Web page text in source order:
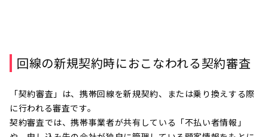
回線の新規契約時におこなわれる契約審査
「契約審査」は、携帯回線を新規契約、または乗り換えする際
に行われる審査です。
契約審査では、携帯事業者が共有している「不払い者情報」